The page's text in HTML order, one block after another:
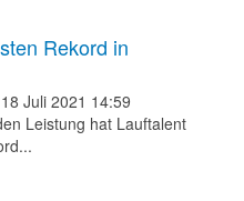
Rekord in
Juli 2021 14:59
Leistung hat Lauftalent